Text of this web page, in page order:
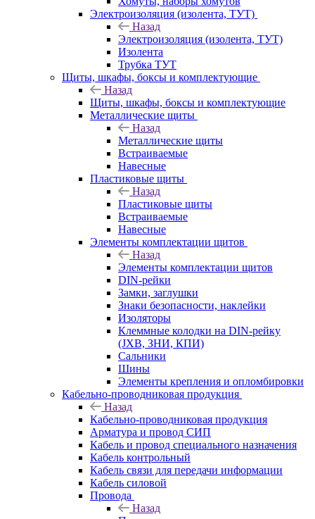
Электроизоляция (изолента, ТУТ)
Назад
Электроизоляция (изолента, ТУТ)
Изолента
Трубка ТУТ
Щиты, шкафы, боксы и комплектующие
Назад
Щиты, шкафы, боксы и комплектующие
Металлические щиты
Назад
Металлические щиты
Встраиваемые
Навесные
Пластиковые щиты
Назад
Пластиковые щиты
Встраиваемые
Навесные
Элементы комплектации щитов
Назад
Элементы комплектации щитов
DIN-рейки
Замки, заглушки
Знаки безопасности, наклейки
Изоляторы
Клеммные колодки на DIN-рейку
(JXB, ЗНИ, КПИ)
Сальники
Шины
Элементы крепления и опломбировки
Кабельно-проводниковая продукция
Назад
Кабельно-проводниковая продукция
Арматура и провод СИП
Кабель и провод специального назначения
Кабель контрольный
Кабель связи для передачи информации
Кабель силовой
Провода
Назад